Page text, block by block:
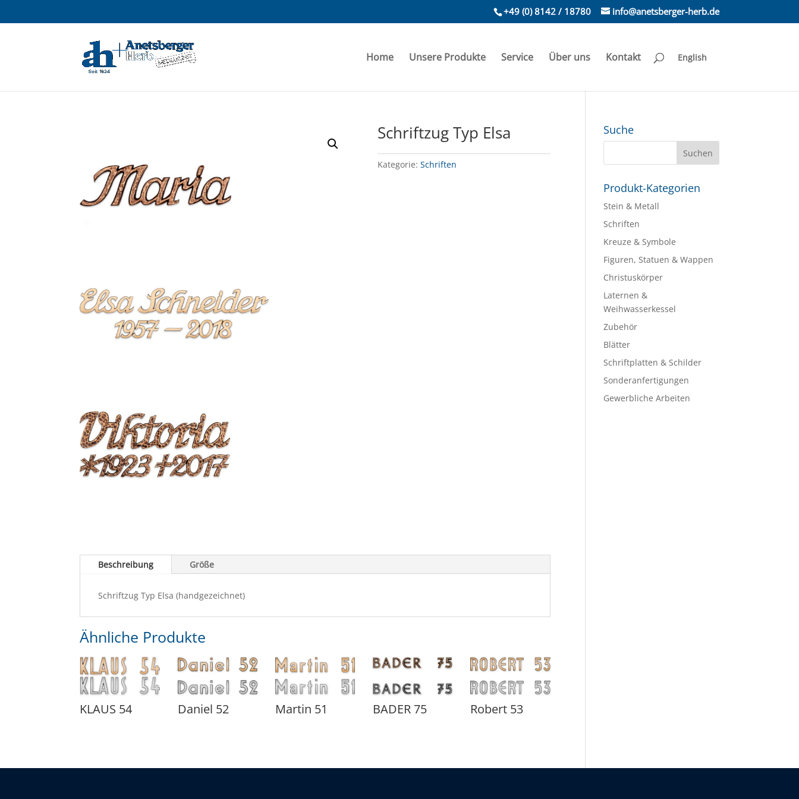
+49 (0) 8142 / 18780 info@anetsberger-herb.de
Home Unsere Produkte Service Über uns Kontakt English
Schriftzug Typ Elsa
Kategorie:Schriften
Beschreibung Größe
Schriftzug Typ Elsa (handgezeichnet)
Ähnliche Produkte
KLAUS 54 Daniel 52 Martin 51 BADER 75 Robert 53
Suche
Produkt-Kategorien
Stein & Metall
Schriften
Kreuze & Symbole
Figuren, Statuen & Wappen
Christuskörper
Laternen &
Weihwasserkessel
Zubehör
Blätter
Schriftplatten & Schilder
Sonderanfertigungen
Gewerbliche Arbeiten